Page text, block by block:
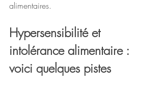
alimentaires.
Hypersensibilité et
intolérance alimentaire :
voici quelques pistes